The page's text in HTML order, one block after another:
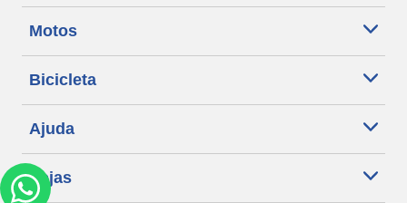
Motos
Bicicleta
Ajuda
Lojas